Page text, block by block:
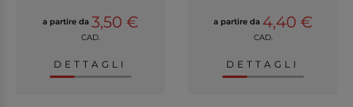
a partire da 3,50 €
CAD.
DETTAGLI
a partire da 4,40 €
CAD.
DETTAGLI